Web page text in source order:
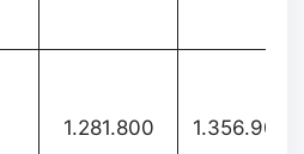
1.281.800 1.356.900